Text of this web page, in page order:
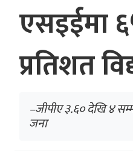
एसइईमा
प्रतिशत
–जीपीए ३.६० देखि ४
जना